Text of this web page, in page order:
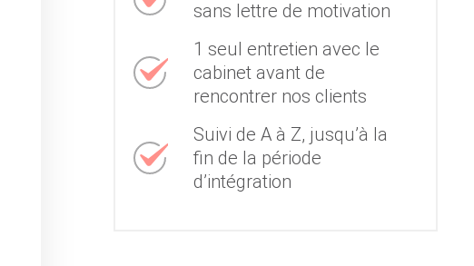
sans lettre de motivation
1 seul entretien avec le
cabinet avant de
rencontrer nos clients
Suivi de A à Z, jusqu’à la
fin de la période
d’intégration